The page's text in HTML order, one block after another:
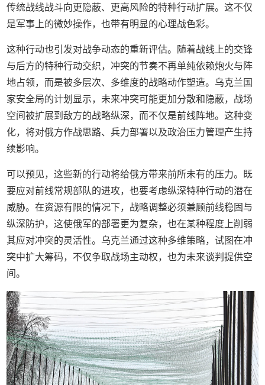
传统战线战斗向更隐蔽、更高风险的特种行动扩展。这不仅
是军事上的微妙操作，也带有明显的心理战色彩。
这种行动也引发对战争动态的重新评估。随着战线上的交锋
与后方的特种行动交织，冲突的节奏不再单纯依赖炮火与阵
地占领，而是被多层次、多维度的战略动作塑造。乌克兰国
家安全局的计划显示，未来冲突可能更加分散和隐蔽，战场
空间被扩展到敌方的战略纵深，而不仅是前线阵地。这种变
化，将对俄方作战思路、兵力部署以及政治压力管理产生持
续影响。
可以预见，这些新的行动将给俄方带来前所未有的压力。既
要应对前线常规部队的进攻，也要考虑纵深特种行动的潜在
威胁。在资源有限的情况下，战略调整必须兼顾前线稳固与
纵深防护，这使俄军的部署更为复杂，也在某种程度上削弱
其应对冲突的灵活性。乌克兰通过这种多维策略，试图在冲
突中扩大筹码，不仅争取战场主动权，也为未来谈判提供空
间。